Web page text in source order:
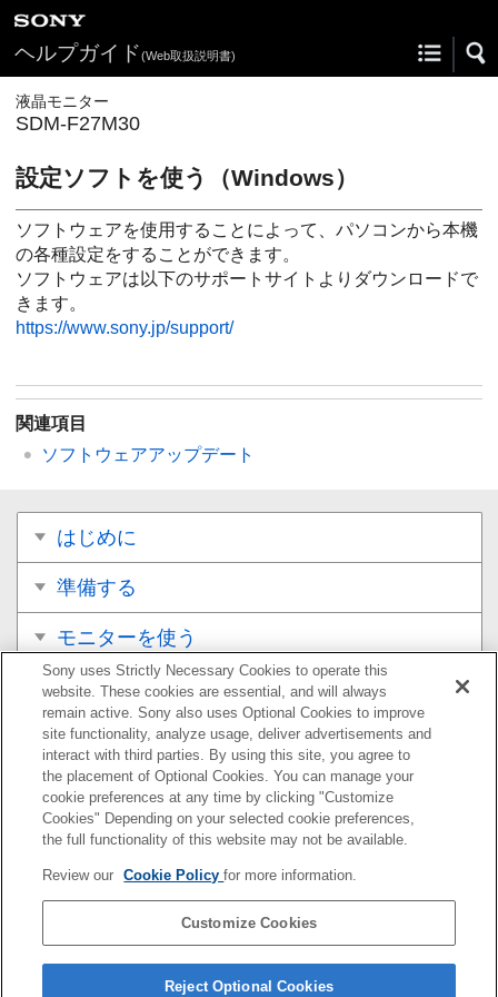
ヘルプガイド(Web取扱説明書)
液晶モニター
SDM-F27M30
設定ソフトを使う（Windows）
ソフトウェアを使用することによって、パソコンから本機
の各種設定をすることができます。
ソフトウェアは以下のサポートサイトよりダウンロードで
きます。
https://www.sony.jp/support/
関連項目
ソフトウェアアップデート
はじめに
準備する
モニターを使う
設定を変更する
便利な機能を使う
KVMスイッチ（自動切り換え機能）を使う
設定ソフトを使う（Windows）
困ったときは
ソフトウエアアップデート
Sony uses Strictly Necessary Cookies to operate this
website. These cookies are essential, and will always
remain active. Sony also uses Optional Cookies to improve
site functionality, analyze usage, deliver advertisements and
interact with third parties. By using this site, you agree to
the placement of Optional Cookies. You can manage your
cookie preferences at any time by clicking "Customize
Cookies" Depending on your selected cookie preferences,
the full functionality of this website may not be available.
Review our Cookie Policyfor more information.
Customize Cookies
Reject Optional Cookies